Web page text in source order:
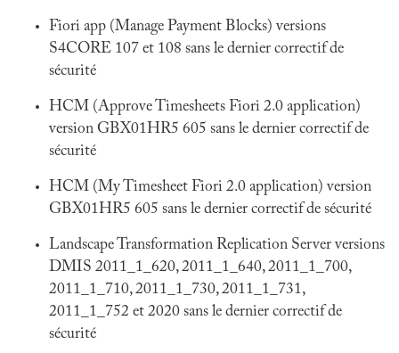
Fiori app (Manage Payment Blocks) versions
S4CORE 107 et 108 sans le dernier correctif de
sécurité
HCM (Approve Timesheets Fiori 2.0 application)
version GBX01HR5 605 sans le dernier correctif de
sécurité
HCM (My Timesheet Fiori 2.0 application) version
GBX01HR5 605 sans le dernier correctif de sécurité
Landscape Transformation Replication Server versions
DMIS 2011_1_620, 2011_1_640, 2011_1_700,
2011_1_710, 2011_1_730, 2011_1_731,
2011_1_752 et 2020 sans le dernier correctif de
sécurité